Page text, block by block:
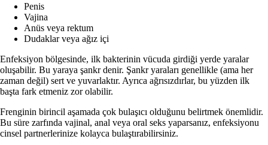
Penis
Vajina
Anüs veya rektum
Dudaklar veya ağız içi
Enfeksiyon bölgesinde, ilk bakterinin vücuda girdiği yerde yaralar
oluşabilir. Bu yaraya şankr denir. Şankr yaraları genellikle (ama her
zaman değil) sert ve yuvarlaktır. Ayrıca ağrısızdırlar, bu yüzden ilk
başta fark etmeniz zor olabilir.
Frenginin birincil aşamada çok bulaşıcı olduğunu belirtmek önemlidir.
Bu süre zarfında vajinal, anal veya oral seks yaparsanız, enfeksiyonu
cinsel partnerlerinize kolayca bulaştırabilirsiniz.